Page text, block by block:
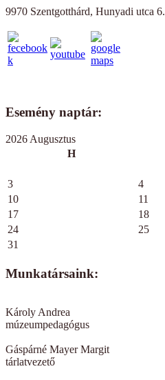
9970 Szentgotthárd, Hunyadi utca 6.
Esemény naptár:
2026 Augusztus
H
3
4
10
11
17
18
24
25
31
Munkatársaink:
Károly Andrea
múzeumpedagógus
Gáspárné Mayer Margit
tárlatvezető